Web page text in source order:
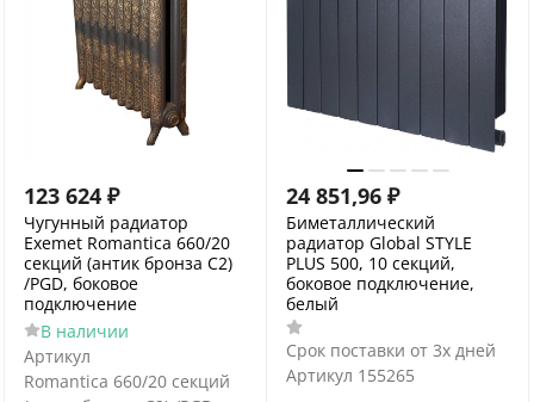
123 624 ₽
Чугунный радиатор
Exemet Romantica 660/20
секций (антик бронза С2)
/PGD, боковое
подключение
В наличии
Артикул
Romantica 660/20 секций
24 851,96 ₽
Биметаллический
радиатор Global STYLE
PLUS 500, 10 секций,
боковое подключение,
белый
Срок поставки от 3х дней
Артикул 155265